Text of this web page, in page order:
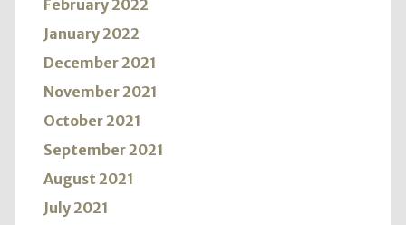
February 2022
January 2022
December 2021
November 2021
October 2021
September 2021
August 2021
July 2021